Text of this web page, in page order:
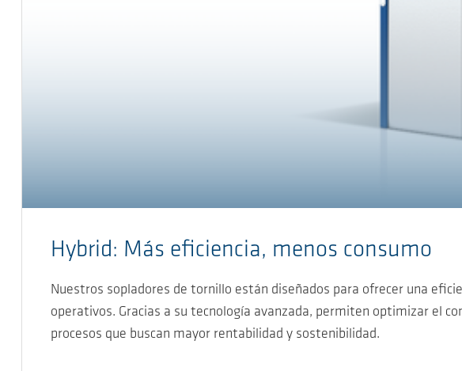
Hybrid: Más eficiencia, menos consumo
Nuestros sopladores de tornillo están diseñados para ofrecer una
operativos. Gracias a su tecnología avanzada, permiten optimizar el
procesos que buscan mayor rentabilidad y sostenibilidad.